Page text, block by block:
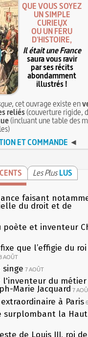
QUE VOUS SOYEZ
UN SIMPLE
CURIEUX
OU UN FÉRU
D'HISTOIRE,
Il était une France
saura vous ravir
par ses récits
abondamment
illustrés !
, cet ouvrage existe en
reliés(couverture rigide,
(incluant une table des
ET COMMANDE ◄
Les Plus LUS
faisant
du droit et de
poète et inventeur
que l’effigie du
AOÛT
singe 7 AOÛT
l'inventeur du
Marie Jacquard 7
à Paris
surplombant la
de Louis III, roi